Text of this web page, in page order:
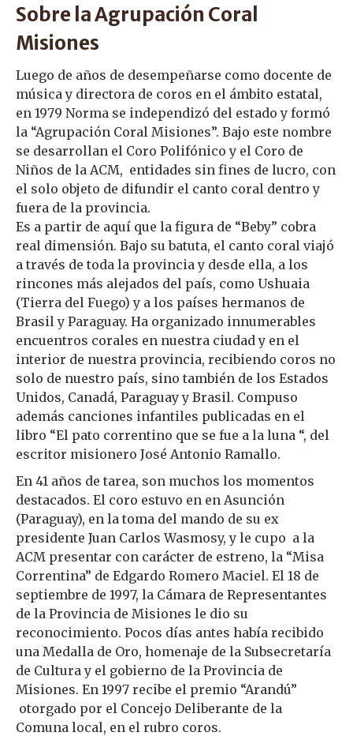
Sobre la Agrupación Coral
Misiones
Luego de años de desempeñarse como docente de
música y directora de coros en el ámbito estatal,
en 1979 Norma se independizó del estado y formó
la “Agrupación Coral Misiones”. Bajo este nombre
se desarrollan el Coro Polifónico y el Coro de
Niños de la ACM, entidades sin fines de lucro, con
el solo objeto de difundir el canto coral dentro y
fuera de la provincia.
Es a partir de aquí que la figura de “Beby” cobra
real dimensión. Bajo su batuta, el canto coral viajó
a través de toda la provincia y desde ella, a los
rincones más alejados del país, como Ushuaia
(Tierra del Fuego) y a los países hermanos de
Brasil y Paraguay. Ha organizado innumerables
encuentros corales en nuestra ciudad y en el
interior de nuestra provincia, recibiendo coros no
solo de nuestro país, sino también de los Estados
Unidos, Canadá, Paraguay y Brasil. Compuso
además canciones infantiles publicadas en el
libro “El pato correntino que se fue a la luna “, del
escritor misionero José Antonio Ramallo.
En 41 años de tarea, son muchos los momentos
destacados. El coro estuvo en en Asunción
(Paraguay), en la toma del mando de su ex
presidente Juan Carlos Wasmosy, y le cupo a la
ACM presentar con carácter de estreno, la “Misa
Correntina” de Edgardo Romero Maciel. El 18 de
septiembre de 1997, la Cámara de Representantes
de la Provincia de Misiones le dio su
reconocimiento. Pocos días antes había recibido
una Medalla de Oro, homenaje de la Subsecretaría
de Cultura y el gobierno de la Provincia de
Misiones. En 1997 recibe el premio “Arandú”
otorgado por el Concejo Deliberante de la
Comuna local, en el rubro coros.